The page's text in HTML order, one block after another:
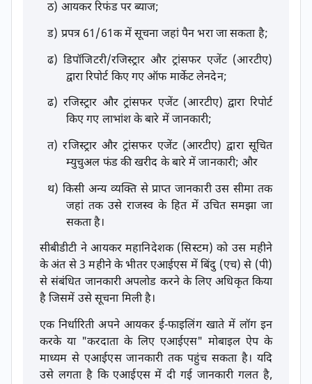
ठ) आयकर रिफंड पर ब्याज;
ड) प्रपत्र 61/61क में सूचना जहां पैन भरा जा सकता है;
ढ) डिपॉजिटरी/रजिस्ट्रार और ट्रांसफर एजेंट (आरटीए)
द्वारा रिपोर्ट किए गए ऑफ मार्केट लेनदेन;
ढ) रजिस्ट्रार और ट्रांसफर एजेंट (आरटीए) द्वारा रिपोर्ट
किए गए लाभांश के बारे में जानकारी;
त) रजिस्ट्रार और ट्रांसफर एजेंट (आरटीए) द्वारा सूचित
म्युचुअल फंड की खरीद के बारे में जानकारी; और
थ) किसी अन्य व्यक्ति से प्राप्त जानकारी उस सीमा तक
जहां तक ​​उसे राजस्व के हित में उचित समझा जा
सकता है।
सीबीडीटी ने आयकर महानिदेशक (सिस्टम) को उस महीने
के अंत से 3 महीने के भीतर एआईएस में बिंदु (एच) से (पी)
से संबंधित जानकारी अपलोड करने के लिए अधिकृत किया
है जिसमें उसे सूचना मिली है।
एक निर्धारिती अपने आयकर ई-फाइलिंग खाते में लॉग इन
करके या "करदाता के लिए एआईएस" मोबाइल ऐप के
माध्यम से एआईएस जानकारी तक पहुंच सकता है। यदि
उसे लगता है कि एआईएस में दी गई जानकारी गलत है,